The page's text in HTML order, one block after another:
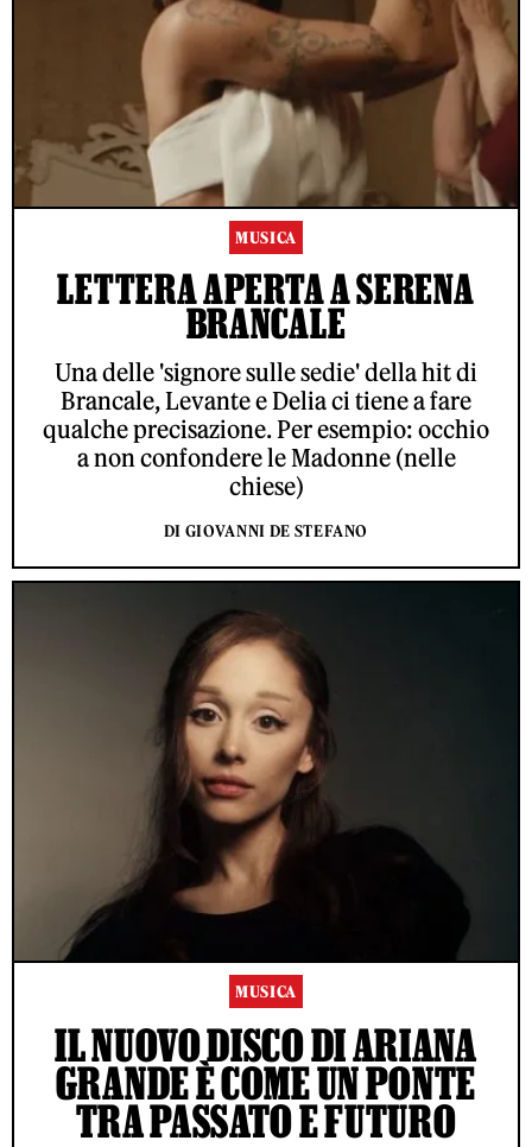
MUSICA
LETTERA APERTA A SERENA
BRANCALE
Una delle 'signore sulle sedie' della hit di
Brancale, Levante e Delia ci tiene a fare
qualche precisazione. Per esempio: occhio
a non confondere le Madonne (nelle
chiese)
DI GIOVANNI DE STEFANO
MUSICA
IL NUOVO DISCO DI ARIANA
GRANDE È COME UN PONTE
TRA PASSATO E FUTURO